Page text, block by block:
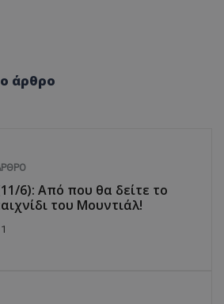
άρθρο
6): Από που θα δείτε το
του Μουντιάλ!